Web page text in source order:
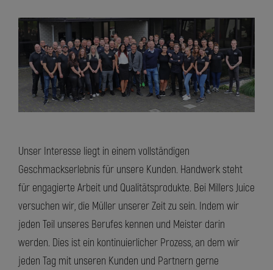
Unser Interesse liegt in einem vollständigen
Geschmackserlebnis für unsere Kunden. Handwerk steht
für engagierte Arbeit und Qualitätsprodukte. Bei Millers Juice
versuchen wir, die Müller unserer Zeit zu sein. Indem wir
jeden Teil unseres Berufes kennen und Meister darin
werden. Dies ist ein kontinuierlicher Prozess, an dem wir
jeden Tag mit unseren Kunden und Partnern gerne